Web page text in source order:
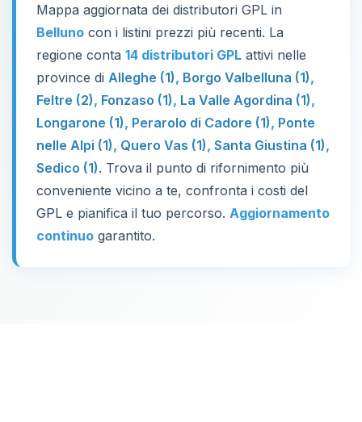
Mappa aggiornata dei distributori GPL in
Belluno con i listini prezzi più recenti. La
regione conta 14 distributori GPL attivi nelle
province di Alleghe (1), Borgo Valbelluna (1),
Feltre (2), Fonzaso (1), La Valle Agordina (1),
Longarone (1), Perarolo di Cadore (1), Ponte
nelle Alpi (1), Quero Vas (1), Santa Giustina (1),
Sedico (1). Trova il punto di rifornimento più
conveniente vicino a te, confronta i costi del
GPL e pianifica il tuo percorso. Aggiornamento
continuo garantito.